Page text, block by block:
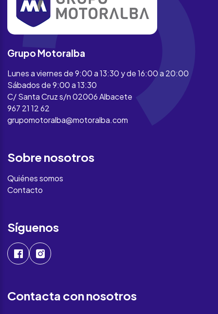
Grupo Motoralba
Lunes a viernes de 9:00 a 13:30 y de 16:00 a 20:00
Sábados de 9:00 a 13:30
C/ Santa Cruz s/n 02006 Albacete
967 21 12 62
grupomotoralba@motoralba.com
Sobre nosotros
Quiénes somos
Contacto
Síguenos
Contacta con nosotros